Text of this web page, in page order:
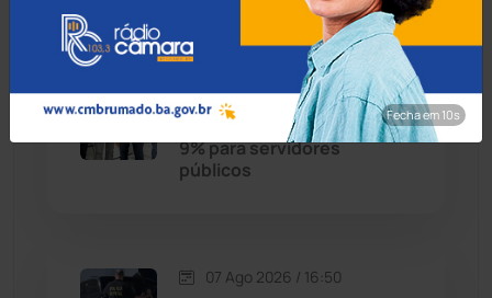
Economia (1235)
Educação (232)
Érico Cardoso
Eventos
07 Ago 2026 / 17:00
Prefeito de Brumado
anuncia reajuste salarial de
9% para servidores
públicos
07 Ago 2026 / 16:50
Fecha em 9s